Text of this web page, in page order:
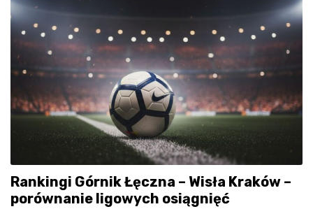
Rankingi Górnik Łęczna – Wisła Kraków –
porównanie ligowych osiągnięć